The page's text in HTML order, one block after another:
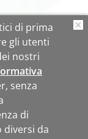
di prima
gli utenti
nostri
senza
di
da